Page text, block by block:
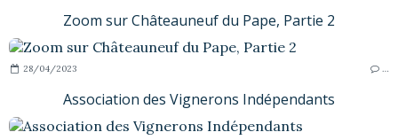
Zoom sur Châteauneuf du Pape, Partie 2
28/04/2023
Association des Vignerons Indépendants